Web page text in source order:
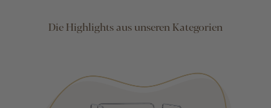
Die Highlights aus unseren Kategorien